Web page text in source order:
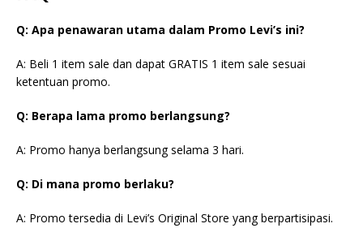
Q: Apa penawaran utama dalam Promo Levi’s ini?
A: Beli 1 item sale dan dapat GRATIS 1 item sale sesuai
ketentuan promo.
Q: Berapa lama promo berlangsung?
A: Promo hanya berlangsung selama 3 hari.
Q: Di mana promo berlaku?
A: Promo tersedia di Levi’s Original Store yang berpartisipasi.